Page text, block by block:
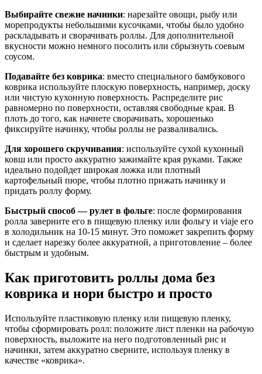
Выбирайте свежие начинки: нарезайте овощи, рыбу или
морепродукты небольшими кусочками, чтобы было удобно
раскладывать и сворачивать роллы. Для дополнительной
вкусности можно немного посолить или сбрызнуть соевым
соусом.
Подавайте без коврика: вместо специального бамбукового
коврика используйте плоскую поверхность, например, доску
или чистую кухонную поверхность. Распределите рис
равномерно по поверхности, оставляя свободные края. В
плоть до того, как начнете сворачивать, хорошенько
фиксируйте начинку, чтобы роллы не разваливались.
Для хорошего скручивания: используйте сухой кухонный
ковш или просто аккуратно зажимайте края руками. Также
идеально подойдет широкая ложка или плотный
картофельный пюре, чтобы плотно прижать начинку и
придать роллу форму.
Быстрый способ — рулет в фольге: после формирования
ролла заверните его в пищевую пленку или фольгу и viaje его
в холодильник на 10-15 минут. Это поможет закрепить форму
и сделает нарезку более аккуратной, а приготовление – более
быстрым и удобным.
Как приготовить роллы дома без
коврика и нори быстро и просто
Используйте пластиковую пленку или пищевую пленку,
чтобы сформировать ролл: положите лист пленки на рабочую
поверхность, выложите на него подготовленный рис и
начинки, затем аккуратно сверните, используя пленку в
качестве «коврика».